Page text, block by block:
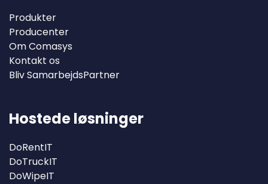
Produkter
Producenter
Om Comasys
Kontakt os
Bliv SamarbejdsPartner
Hostede løsninger
DoRentIT
DoTruckIT
DoWipeIT